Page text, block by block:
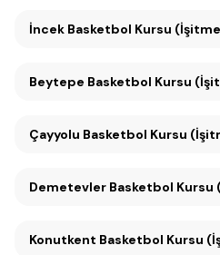
İncek Basketbol Kursu
Beytepe Basketbol Kursu
Çayyolu Basketbol
Demetevler Basketbol Kursu
Konutkent Basketbol